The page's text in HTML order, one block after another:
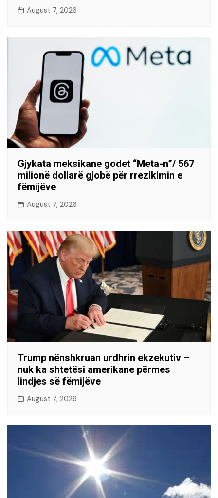
August 7, 2026
Gjykata meksikane godet “Meta-n”/ 567
milionë dollarë gjobë për rrezikimin e
fëmijëve
August 7, 2026
Trump nënshkruan urdhrin ekzekutiv –
nuk ka shtetësi amerikane përmes
lindjes së fëmijëve
August 7, 2026